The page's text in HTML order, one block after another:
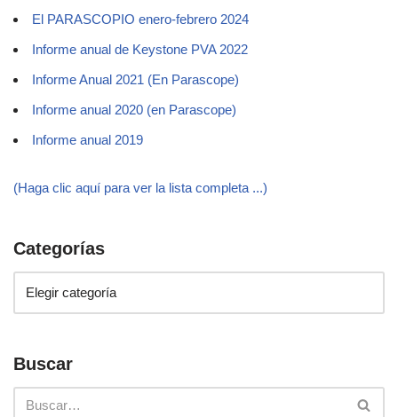
El PARASCOPIO enero-febrero 2024
Informe anual de Keystone PVA 2022
Informe Anual 2021 (En Parascope)
Informe anual 2020 (en Parascope)
Informe anual 2019
(Haga clic aquí para ver la lista completa ...)
Categorías
Buscar